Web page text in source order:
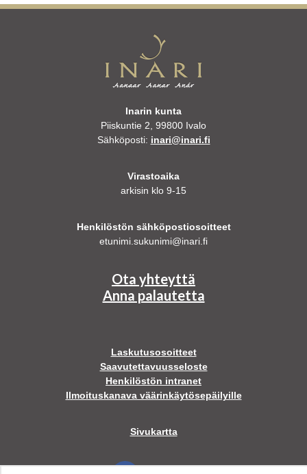
Inarin kunta
Piiskuntie 2, 99800 Ivalo
Sähköposti: inari@inari.fi
Virastoaika
arkisin klo 9-15
Henkilöstön sähköpostiosoitteet
etunimi.sukunimi@inari.fi
Ota yhteyttä
Anna palautetta
Laskutusosoitteet
Saavutettavuusseloste
Henkilöstön intranet
Ilmoituskanava väärinkäytösepäilyille
Sivukartta